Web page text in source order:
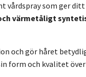
vårdspray som ger
värmetåligt
och gör håret
form och kvalitet